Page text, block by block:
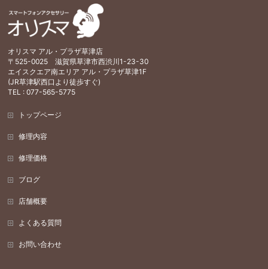
オリスマ アル・プラザ草津店
〒525-0025 滋賀県草津市西渋川1-23-30
エイスクエア南エリア アル・プラザ草津1F
(JR草津駅西口より徒歩すぐ)
TEL : 077-565-5775
トップページ
修理内容
修理価格
ブログ
店舗概要
よくある質問
お問い合わせ